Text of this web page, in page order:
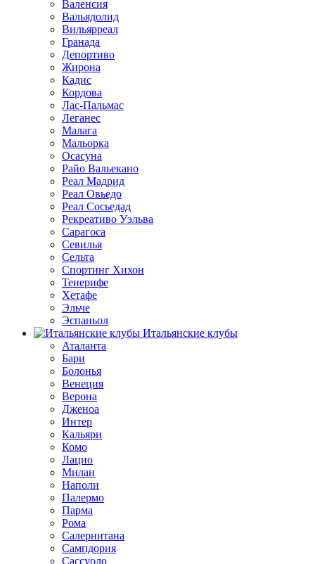
Валенсия
Вальядолид
Вильярреал
Гранада
Депортиво
Жирона
Кадис
Кордова
Лас-Пальмас
Леганес
Малага
Мальорка
Осасуна
Райо Вальекано
Реал Мадрид
Реал Овьедо
Реал Сосьедад
Рекреативо Уэльва
Сарагоса
Севилья
Сельта
Спортинг Хихон
Тенерифе
Хетафе
Эльче
Эспаньол
Итальянские клубы
Аталанта
Бари
Болонья
Венеция
Верона
Дженоа
Интер
Кальяри
Комо
Лацио
Милан
Наполи
Палермо
Парма
Рома
Салернитана
Сампдория
Сассуоло